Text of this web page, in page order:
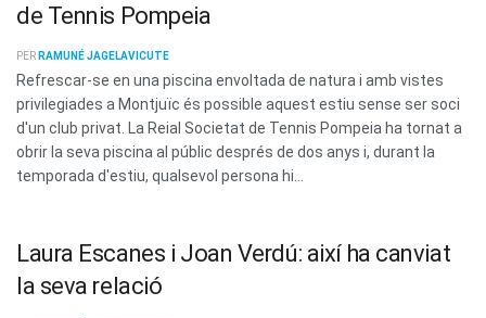
de Tennis Pompeia
PER RAMUNÉ JAGELAVICUTE
Refrescar-se en una piscina envoltada de natura i amb vistes
privilegiades a Montjuïc és possible aquest estiu sense ser soci
d'un club privat. La Reial Societat de Tennis Pompeia ha tornat a
obrir la seva piscina al públic després de dos anys i, durant la
temporada d'estiu, qualsevol persona hi...
Laura Escanes i Joan Verdú: així ha canviat
la seva relació